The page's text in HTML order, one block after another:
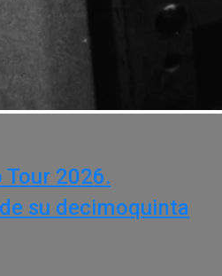
Tour 2026.
su decimoquinta